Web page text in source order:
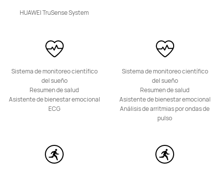
HUAWEI Band 11
Comprar
HUAWEI Band 10
HUAWEI TruSense System
Sistema de monitoreo científico
del sueño
Resumen de salud
Asistente de bienestar emocional
ECG
Sistema de monitoreo científico
del sueño
Resumen de salud
Asistente de bienestar emocional
Análisis de arritmias por ondas de
pulso